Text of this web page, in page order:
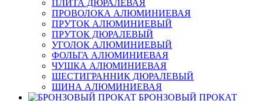
ПЛИТА ДЮРАЛЕВАЯ
ПРОВОЛОКА АЛЮМИНИЕВАЯ
ПРУТОК АЛЮМИНИЕВЫЙ
ПРУТОК ДЮРАЛЕВЫЙ
УГОЛОК АЛЮМИНИЕВЫЙ
ФОЛЬГА АЛЮМИНИЕВАЯ
ЧУШКА АЛЮМИНИЕВАЯ
ШЕСТИГРАННИК ДЮРАЛЕВЫЙ
ШИНА АЛЮМИНИЕВАЯ
БРОНЗОВЫЙ ПРОКАТ